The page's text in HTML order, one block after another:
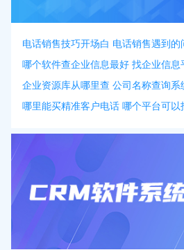
电话销售技巧开场白 电话销售遇到的
哪个软件查企业信息最好 找企业信息
企业资源库从哪里查 公司名称查询系
哪里能买精准客户电话 哪个平台可以